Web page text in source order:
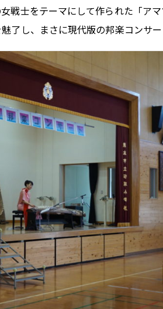
戦士をテーマにして作られた「ア
了し、まさに現代版の邦楽コンサー